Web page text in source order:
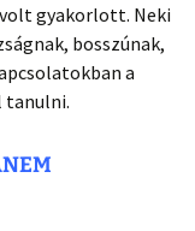
gyakorlott. Neki
bosszúnak,
a
tanulni.